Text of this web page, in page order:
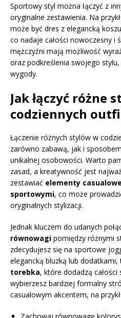
Sportowy styl można łączyć z
oryginalne zestawienia. Na
może być dres z elegancką
co nadaje całości nowoczesny i
mężczyźni mają możliwość
oraz podkreślenia swojego
wygody.
Jak łączyć różne
codziennych
Łączenie różnych stylów w
zarówno zabawą, jak i
unikalnej osobowości. Warto
zasad, a kreatywność jest
zestawiać elementy casualowe
sportowymi, co może
oryginalnych stylizacji.
Jednak kluczem do udanych
równowagi pomiędzy różnymi
zdecydujesz się na sportowe
elegancką bluzką lub dodatkami,
torebka, które dodadzą
wybierzesz bardziej formalny
casualowym akcentem, na